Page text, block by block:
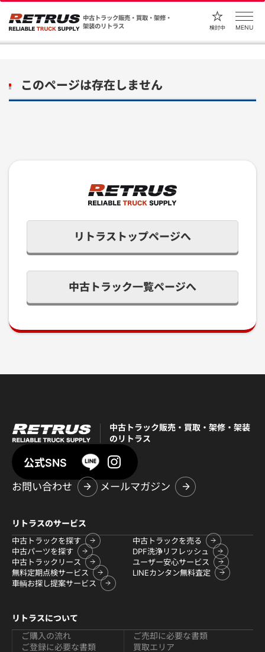
中古トラック販売・買取・架修・
架装のリトラス
検討中 MENU
このページは存在しません
リトラストップページへ
中古トラック一覧ページへ
中古トラック販売・買取・架修・架装
のリトラス
公式SNS
お問い合わせ
メールマガジン
リトラスのサービス
中古トラックを探す
中古トラックを売る
中古パーツを探す
DPF洗浄リフレッシュ
中古トラックリース
ユーザー安心サービス
無料定期点検サービス
LINEカンタン無料査定
車輌お探し提案サービス
リトラスについて
ご購入の流れ
ご登録に必要な書類
ご売却に必要な書類
買取エリア